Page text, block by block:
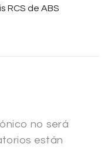
RCS de ABS
no será
están